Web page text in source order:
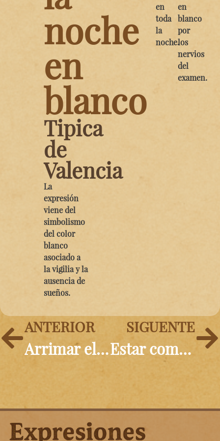
noche
en
blanco
Tipica
de
Valencia
La
expresión
viene del
simbolismo
del color
blanco
asociado a
la vigilia y la
ausencia de
sueños.
en
toda
la
noche.
en
blanco
por
los
nervios
del
examen.
ANTERIOR
Arrimar el hombro
SIGUENTE
Estar como un tren